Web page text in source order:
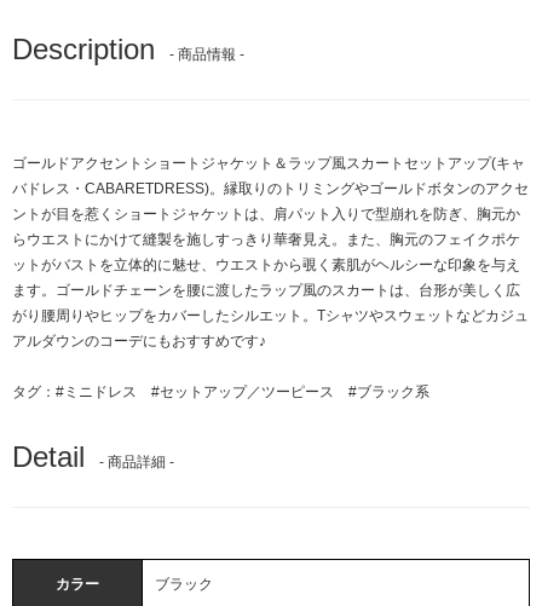
Description - 商品情報 -
ゴールドアクセントショートジャケット＆ラップ風スカートセットアップ(キャ
バドレス・CABARETDRESS)。縁取りのトリミングやゴールドボタンのアクセ
ントが目を惹くショートジャケットは、肩パット入りで型崩れを防ぎ、胸元か
らウエストにかけて縫製を施しすっきり華奢見え。また、胸元のフェイクポケ
ットがバストを立体的に魅せ、ウエストから覗く素肌がヘルシーな印象を与え
ます。ゴールドチェーンを腰に渡したラップ風のスカートは、台形が美しく広
がり腰周りやヒップをカバーしたシルエット。Tシャツやスウェットなどカジュ
アルダウンのコーデにもおすすめです♪
タグ： #ミニドレス #セットアップ／ツーピース #ブラック系
Detail - 商品詳細 -
カラー ブラック